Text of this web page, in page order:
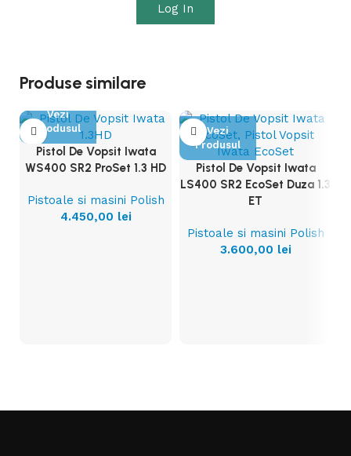
Log In
Produse similare
Vezi
Produsul
Pistol De Vopsit Iwata
WS400 SR2 ProSet 1.3 HD
Pistoale si masini Polish
4.450,00 lei
Vezi
Produsul
Pistol De Vopsit Iwata
LS400 SR2 EcoSet Duza 1.3
ET
Pistoale si masini Polish
3.600,00 lei